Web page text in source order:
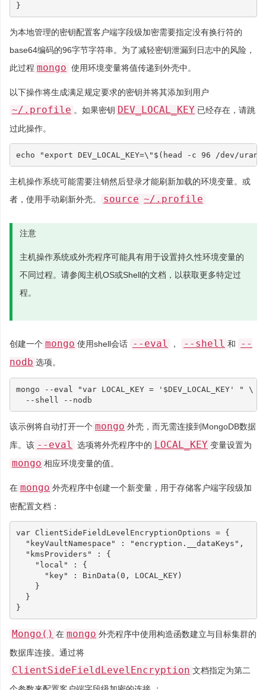
}
为本地管理的密钥配置客户端字段级加密需要指定没有换行符的
base64编码的96字节字符串。为了减轻密钥泄漏到日志中的风险，
此过程 mongo 使用环境变量将值传递到外壳中。
以下操作将生成满足规定要求的密钥并将其添加到用户
~/.profile 。如果密钥 DEV_LOCAL_KEY 已经存在，请跳
过此操作。
echo "export DEV_LOCAL_KEY=\" $( head -c 96 /dev/
主机操作系统可能需要注销然后登录才能刷新加载的环境变量。或
者，使用手动刷新外壳。
source ~/.profile
注意
主机操作系统或外壳程序可能具有用于设置持久性环境变量的
不同过程。请参阅主机OS或Shell的文档，以获取更多特定过
程。
创建一个 mongo 使用shell会话 --eval ， --shell 和
--
nodb 选项。
mongo --eval "var LOCAL_KEY = ' $DEV_LOCAL_KEY' "
\
该示例将自动打开一个 mongo 外壳，而无需连接到MongoDB数据
库。该 --eval 选项将外壳程序中的 LOCAL_KEY 变量设置为
mongo 相应环境变量的值。
在 mongo 外壳程序中创建一个新变量，用于存储客户端字段级加
密配置文档：
var ClientSideFieldLevelEncryptionOptions =
{
"keyVaultNamespace"
: "encryption.__dataKeys" ,
"kmsProviders"
:
{
"local"
:
{
"key"
: BinData (0 , LOCAL_KEY)
}
}
}
Mongo() 在 mongo 外壳程序中使用构造函数建立与目标集群的
数据库连接。通过将
ClientSideFieldLevelEncryption 文档指定为第二